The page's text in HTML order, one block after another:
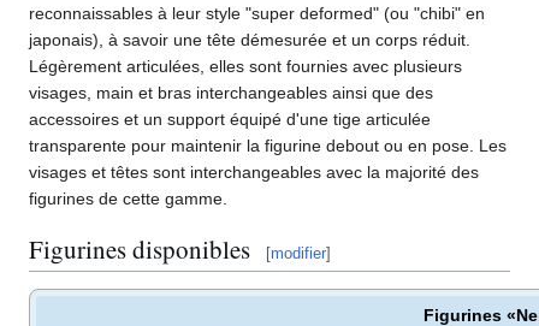
reconnaissables à leur style "super deformed" (ou "chibi" en
japonais), à savoir une tête démesurée et un corps réduit.
Légèrement articulées, elles sont fournies avec plusieurs
visages, main et bras interchangeables ainsi que des
accessoires et un support équipé d'une tige articulée
transparente pour maintenir la figurine debout ou en pose. Les
visages et têtes sont interchangeables avec la majorité des
figurines de cette gamme.
Figurines disponibles [modifier]
Figurines